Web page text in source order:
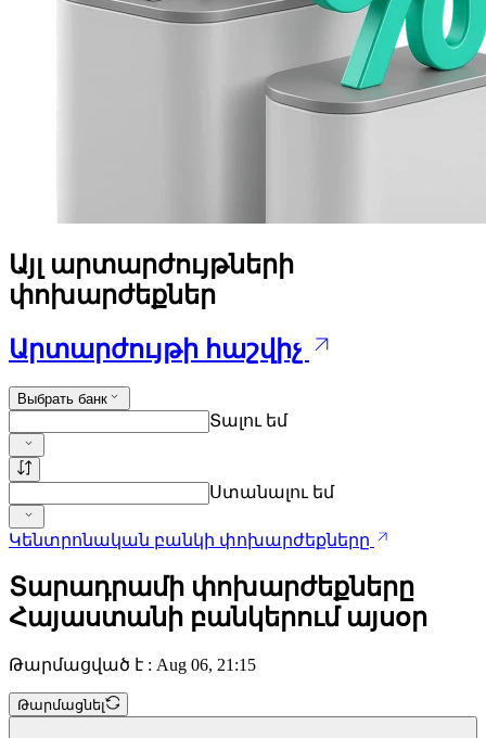
Այլ արտարժույթների
փոխարժեքներ
Արտարժույթի հաշվիչ
Выбрать банк
Տալու եմ
Ստանալու եմ
Կենտրոնական բանկի փոխարժեքները
Տարադրամի փոխարժեքները
Հայաստանի բանկերում այսօր
Թարմացված է : Aug 06, 21:15
Թարմացնել